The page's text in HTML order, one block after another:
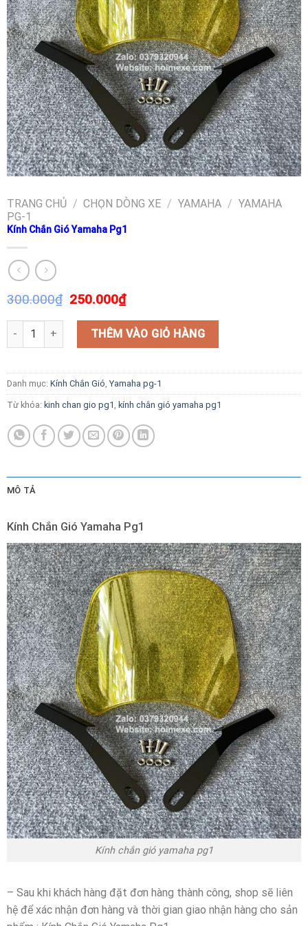
TRANG CHỦ / CHỌN DÒNG XE / YAMAHA / YAMAHA
PG-1
Kính Chắn Gió Yamaha Pg1
300.000₫ 250.000₫
Kính Chắn Gió Yamaha Pg1 số lượng
THÊM VÀO GIỎ HÀNG
Danh mục: Kính Chắn Gió, Yamaha pg-1
Từ khóa: kinh chan gio pg1, kính chắn gió yamaha pg1
MÔ TẢ
Kính Chắn Gió Yamaha Pg1
Kính chắn gió yamaha pg1
– Sau khi khách hàng đặt đơn hàng thành công, shop sẽ liên
hệ để xác nhận đơn hàng và thời gian giao nhận hàng cho sản